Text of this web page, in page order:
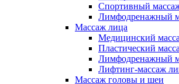
Спортивный
Лимфодренажный
Массаж лица
Медицинский
Пластический
Лимфодренажный
Лифтинг-массаж
Массаж головы и шеи